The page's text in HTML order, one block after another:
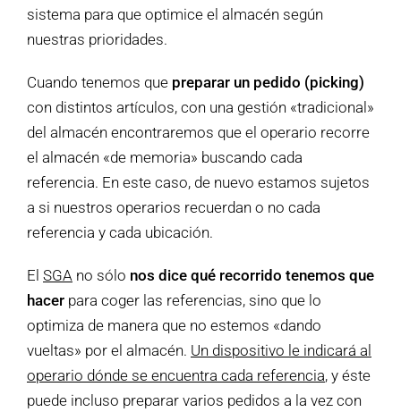
sistema para que optimice el almacén según
nuestras prioridades.
Cuando tenemos que preparar un pedido (picking)
con distintos artículos, con una gestión «tradicional»
del almacén encontraremos que el operario recorre
el almacén «de memoria» buscando cada
referencia. En este caso, de nuevo estamos sujetos
a si nuestros operarios recuerdan o no cada
referencia y cada ubicación.
El SGA no sólo nos dice qué recorrido tenemos que
hacer para coger las referencias, sino que lo
optimiza de manera que no estemos «dando
vueltas» por el almacén. Un dispositivo le indicará al
operario dónde se encuentra cada referencia, y éste
puede incluso preparar varios pedidos a la vez con